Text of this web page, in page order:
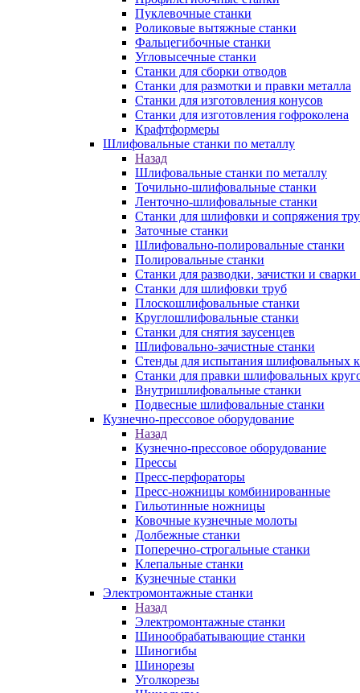
Пуклевочные станки
Роликовые вытяжные станки
Фальцегибочные станки
Угловысечные станки
Станки для сборки отводов
Станки для размотки и правки металла
Станки для изготовления конусов
Станки для изготовления гофроколена
Крафтформеры
Шлифовальные станки по металлу
Назад
Шлифовальные станки по металлу
Точильно-шлифовальные станки
Ленточно-шлифовальные станки
Станки для шлифовки и сопряжения
Заточные станки
Шлифовально-полировальные станки
Полировальные станки
Станки для разводки, зачистки и сварки
Станки для шлифовки труб
Плоскошлифовальные станки
Круглошлифовальные станки
Станки для снятия заусенцев
Шлифовально-зачистные станки
Стенды для испытания шлифовальных
Станки для правки шлифовальных
Внутришлифовальные станки
Подвесные шлифовальные станки
Кузнечно-прессовое оборудование
Назад
Кузнечно-прессовое оборудование
Прессы
Пресс-перфораторы
Пресс-ножницы комбинированные
Гильотинные ножницы
Ковочные кузнечные молоты
Долбежные станки
Поперечно-строгальные станки
Клепальные станки
Кузнечные станки
Электромонтажные станки
Назад
Электромонтажные станки
Шинообрабатывающие станки
Шиногибы
Шинорезы
Уголкорезы